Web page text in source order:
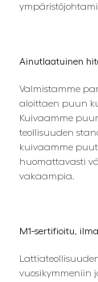
Ainutlaatuinen
Valmistamme
aloittaen puun
Kuivaamme
teollisuuden
kuivaamme
huomattavasti
vakaampia.
M1-sertifioitu,
vuosikymmeniin